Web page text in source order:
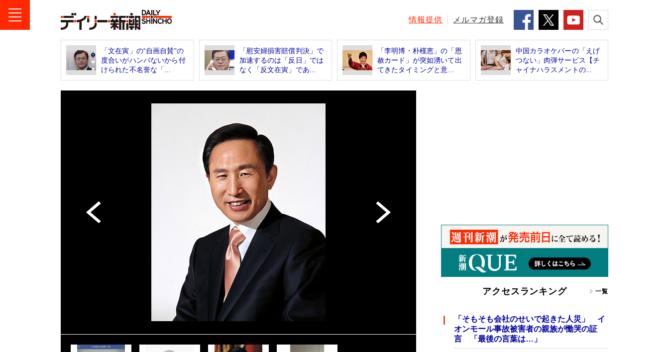
情報提供 メルマガ登録
「文在寅」の“自画自賛”の
度合いがハンパないから付
けられた不名誉な「...
「慰安婦損害賠償判決」で
加速するのは「反日」では
なく「反文在寅」であ...
「李明博・朴槿恵」の「恩
赦カード」が突如湧いて出
てきたタイミングと意...
中国カラオケバーの「えげ
つない」肉弾サービス【チ
ャイナハラスメントの...
アクセスランキング 一覧
「そもそも会社のせいで起きた人災」 イ
オンモール事故被害者の親族が慟哭の証
言 「最後の言葉は…」